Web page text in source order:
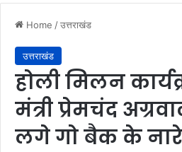
Home /उत्तराखंड
उत्तराखंड
होली मिलन
मंत्री प्रेमचंद
लगे गो बैक के